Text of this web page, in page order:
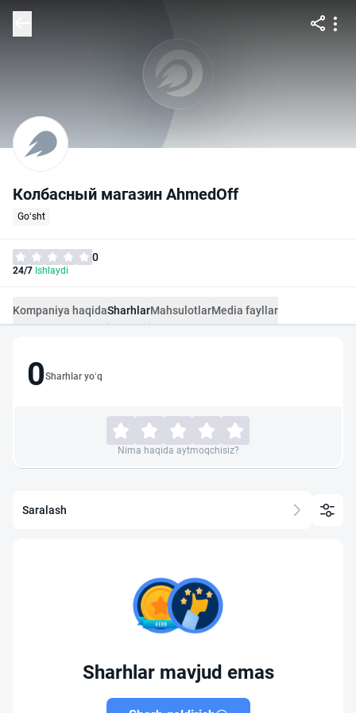
Колбасный магазин AhmedOff
Go‘sht
0
24/7 Ishlaydi
Kompaniya haqidaSharhlarMahsulotlarMedia fayllar
0Sharhlar yo‘q
Nima haqida aytmoqchisiz?
Saralash
Sharhlar mavjud emas